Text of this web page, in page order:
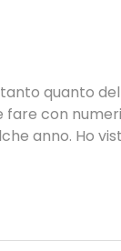
quanto
con
anno. Ho